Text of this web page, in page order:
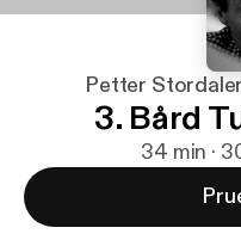
Petter
3. Bård
34 min ·